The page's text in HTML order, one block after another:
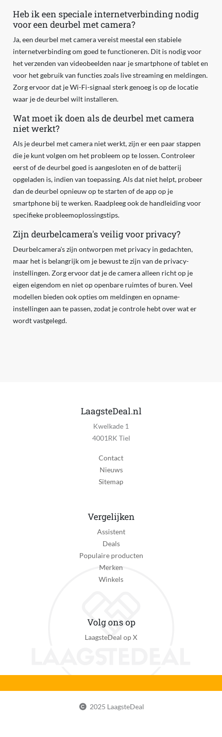
Heb ik een speciale internetverbinding nodig
voor een deurbel met camera?
Ja, een deurbel met camera vereist meestal een stabiele
internetverbinding om goed te functioneren. Dit is nodig voor
het verzenden van videobeelden naar je smartphone of tablet en
voor het gebruik van functies zoals live streaming en meldingen.
Zorg ervoor dat je Wi-Fi-signaal sterk genoeg is op de locatie
waar je de deurbel wilt installeren.
Wat moet ik doen als de deurbel met camera
niet werkt?
Als je deurbel met camera niet werkt, zijn er een paar stappen
die je kunt volgen om het probleem op te lossen. Controleer
eerst of de deurbel goed is aangesloten en of de batterij
opgeladen is, indien van toepassing. Als dat niet helpt, probeer
dan de deurbel opnieuw op te starten of de app op je
smartphone bij te werken. Raadpleeg ook de handleiding voor
specifieke probleemoplossingstips.
Zijn deurbelcamera's veilig voor privacy?
Deurbelcamera's zijn ontworpen met privacy in gedachten,
maar het is belangrijk om je bewust te zijn van de privacy-
instellingen. Zorg ervoor dat je de camera alleen richt op je
eigen eigendom en niet op openbare ruimtes of buren. Veel
modellen bieden ook opties om meldingen en opname-
instellingen aan te passen, zodat je controle hebt over wat er
wordt vastgelegd.
LaagsteDeal.nl
Kwelkade 1
4001RK Tiel
Contact
Nieuws
Sitemap
Vergelijken
Assistent
Deals
Populaire producten
Merken
Winkels
Volg ons op
LaagsteDeal op X
2025 LaagsteDeal